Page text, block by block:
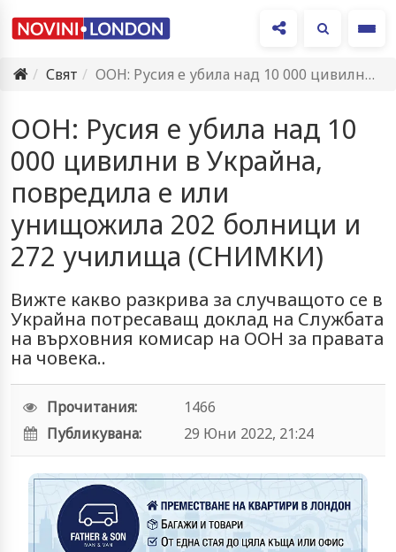
Свят
ООН: Русия е убила над 10 000 цивилни в Украйна,…
ООН: Русия е убила над 10
000 цивилни в Украйна,
повредила е или
унищожила 202 болници и
272 училища (СНИМКИ)
Вижте какво разкрива за случващото се в
Украйна потресаващ доклад на Службата
на върховния комисар на ООН за правата
на човека..
Прочитания:
1466
Публикувана:
29 Юни 2022, 21:24